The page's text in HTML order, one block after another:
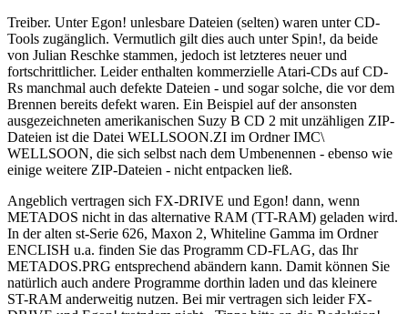
Treiber. Unter Egon! unlesbare Dateien (selten) waren unter CD-
Tools zugänglich. Vermutlich gilt dies auch unter Spin!, da beide
von Julian Reschke stammen, jedoch ist letzteres neuer und
fortschrittlicher. Leider enthalten kommerzielle Atari-CDs auf CD-
Rs manchmal auch defekte Dateien - und sogar solche, die vor dem
Brennen bereits defekt waren. Ein Beispiel auf der ansonsten
ausgezeichneten amerikanischen Suzy B CD 2 mit unzähligen ZIP-
Dateien ist die Datei WELLSOON.ZI im Ordner IMC\
WELLSOON, die sich selbst nach dem Umbenennen - ebenso wie
einige weitere ZIP-Dateien - nicht entpacken ließ.
Angeblich vertragen sich FX-DRIVE und Egon! dann, wenn
METADOS nicht in das alternative RAM (TT-RAM) geladen wird.
In der alten st-Serie 626, Maxon 2, Whiteline Gamma im Ordner
ENCLISH u.a. finden Sie das Programm CD-FLAG, das Ihr
METADOS.PRG entsprechend abändern kann. Damit können Sie
natürlich auch andere Programme dorthin laden und das kleinere
ST-RAM anderweitig nutzen. Bei mir vertragen sich leider FX-